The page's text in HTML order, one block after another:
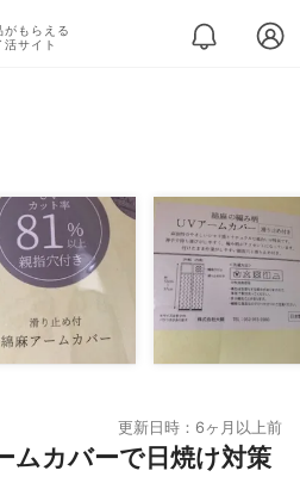
がもらえる
活サイト
更新日時：6ヶ月以上前
ムカバーで日焼け対策